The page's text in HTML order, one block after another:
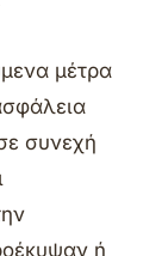
μέτρα
συνεχή
ή